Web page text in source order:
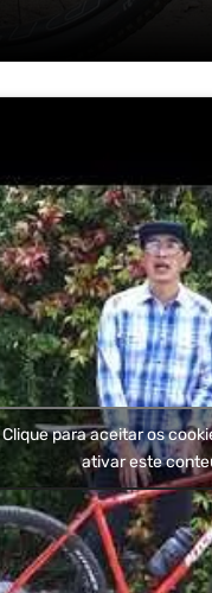
Clique para aceitar os
ativar este